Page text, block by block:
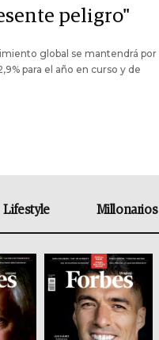
peligro"
global se mantendrá por
para el año en curso y de
Lifestyle Millonarios